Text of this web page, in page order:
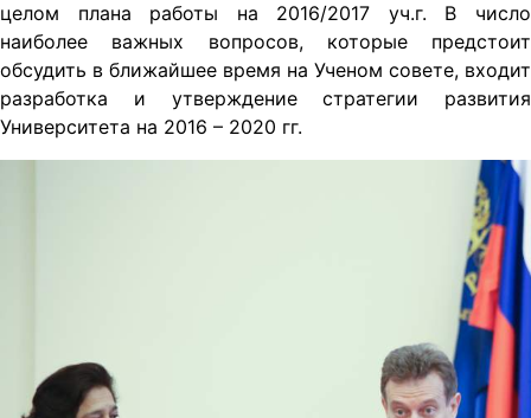
целом плана работы на 2016/2017 уч.г. В число
наиболее важных вопросов, которые предстоит
обсудить в ближайшее время на Ученом совете, входит
разработка и утверждение стратегии развития
Университета на 2016 – 2020 гг.